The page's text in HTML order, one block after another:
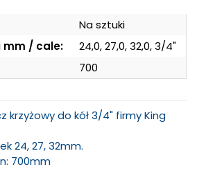
Na sztuki
mm / cale:
24,0, 27,0, 32,0, 3/4"
700
krzyżowy do kół 3/4" firmy King
24, 27, 32mm.
700mm